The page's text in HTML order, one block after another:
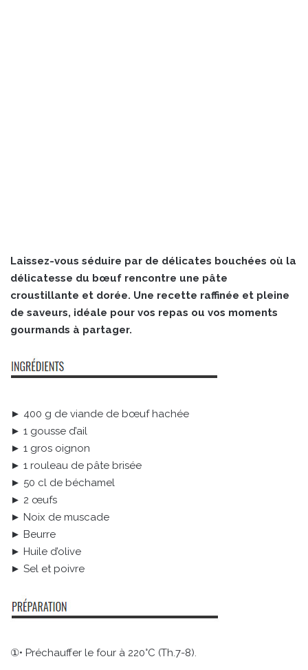
Laissez-vous séduire par de délicates bouchées où la
délicatesse du bœuf rencontre une pâte
croustillante et dorée. Une recette raffinée et pleine
de saveurs, idéale pour vos repas ou vos moments
gourmands à partager.
► 400 g de viande de bœuf hachée
► 1 gousse d’ail
► 1 gros oignon
► 1 rouleau de pâte brisée
► 50 cl de béchamel
► 2 œufs
► Noix de muscade
► Beurre
► Huile d’olive
► Sel et poivre
①• Préchauffer le four à 220°C (Th.7-8).